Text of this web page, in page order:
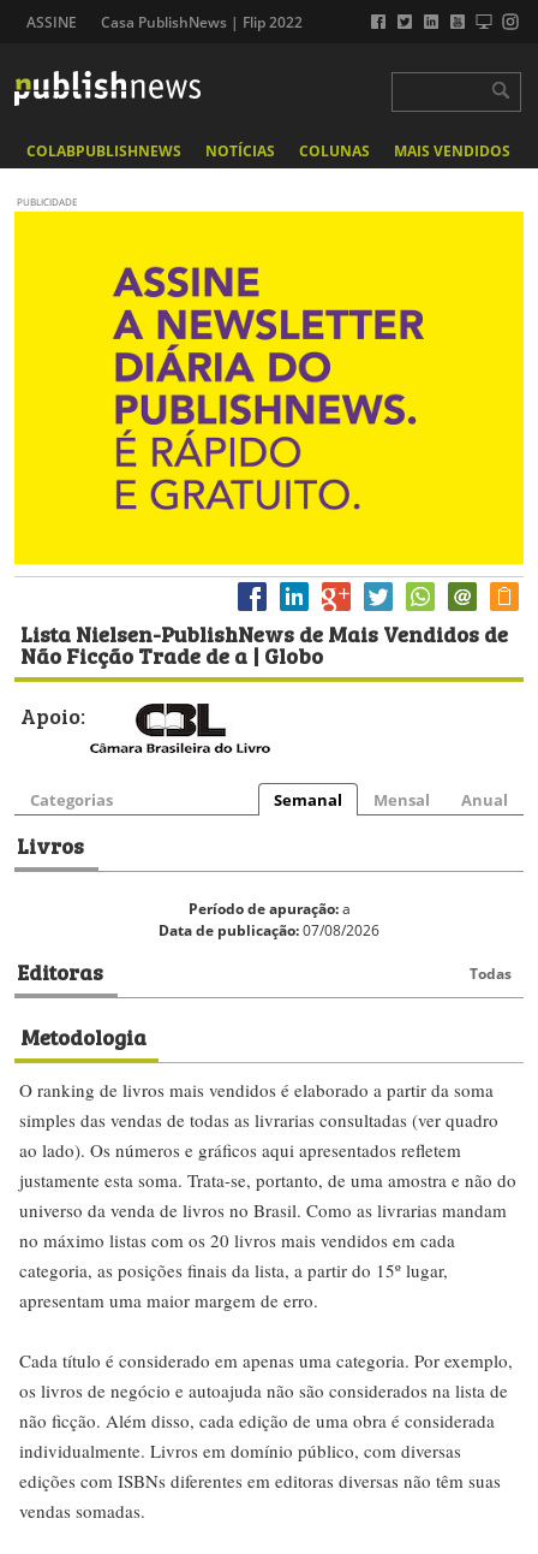
ASSINE Casa PublishNews | Flip 2022
COLABPUBLISHNEWS NOTÍCIAS COLUNAS MAIS VENDIDOS
PUBLICIDADE
Lista Nielsen-PublishNews de Mais Vendidos de
Não Ficção Trade de a | Globo
Apoio:
Categorias Semanal Mensal Anual
Livros
Período de apuração:a
Data de publicação:07/08/2026
Editoras Todas
Metodologia
O ranking de livros mais vendidos é elaborado a partir da soma
simples das vendas de todas as livrarias consultadas (ver quadro
ao lado). Os números e gráficos aqui apresentados refletem
justamente esta soma. Trata-se, portanto, de uma amostra e não do
universo da venda de livros no Brasil. Como as livrarias mandam
no máximo listas com os 20 livros mais vendidos em cada
categoria, as posições finais da lista, a partir do 15º lugar,
apresentam uma maior margem de erro.
Cada título é considerado em apenas uma categoria. Por exemplo,
os livros de negócio e autoajuda não são considerados na lista de
não ficção. Além disso, cada edição de uma obra é considerada
individualmente. Livros em domínio público, com diversas
edições com ISBNs diferentes em editoras diversas não têm suas
vendas somadas.